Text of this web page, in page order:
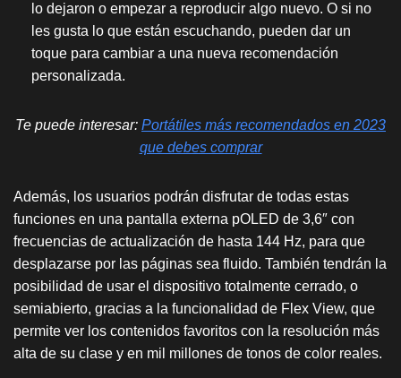
lo dejaron o empezar a reproducir algo nuevo. O si no
les gusta lo que están escuchando, pueden dar un
toque para cambiar a una nueva recomendación
personalizada.
Te puede interesar: Portátiles más recomendados en 2023
que debes comprar
Además, los usuarios podrán disfrutar de todas estas
funciones en una pantalla externa pOLED de 3,6″ con
frecuencias de actualización de hasta 144 Hz, para que
desplazarse por las páginas sea fluido. También tendrán la
posibilidad de usar el dispositivo totalmente cerrado, o
semiabierto, gracias a la funcionalidad de Flex View, que
permite ver los contenidos favoritos con la resolución más
alta de su clase y en mil millones de tonos de color reales.